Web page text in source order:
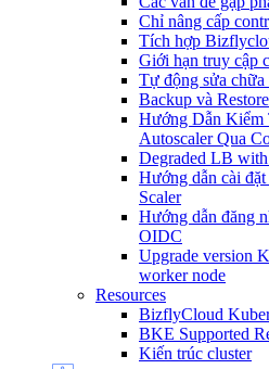
Chỉ nâng cấp
Tích hợp
Giới hạn truy cập
Tự động sửa
Backup và
Hướng Dẫn Kiểm
Autoscaler Qua
Degraded LB
Hướng dẫn cài
Scaler
Hướng dẫn đăng
OIDC
Upgrade version
worker node
Resources
BizflyCloud
BKE Supported
Kiến trúc cluster